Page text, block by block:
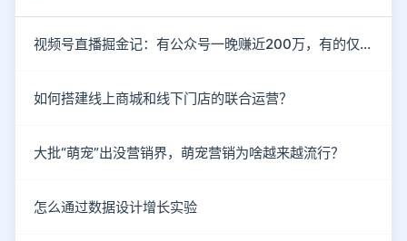
视频号直播掘金记：有公众号一晚赚近200万，有的仅3名观众
如何搭建线上商城和线下门店的联合运营？
大批“萌宠”出没营销界，萌宠营销为啥越来越流行？
怎么通过数据设计增长实验